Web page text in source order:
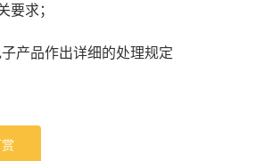
求；
产品作出详细的处理规定